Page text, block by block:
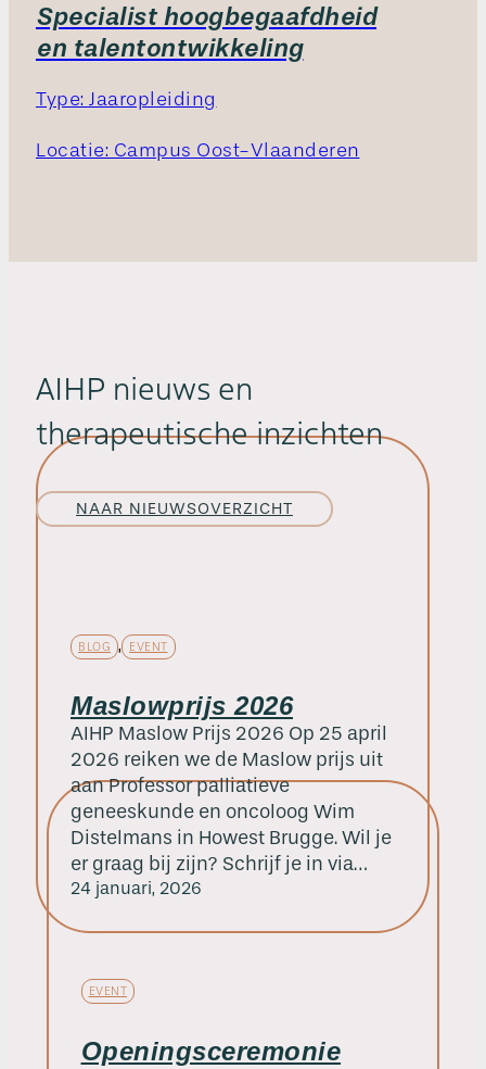
Specialist hoogbegaafdheid
en talentontwikkeling
Type: Jaaropleiding
Locatie: Campus Oost-Vlaanderen
AIHP nieuws en
therapeutische inzichten
NAAR NIEUWSOVERZICHT
BLOG , EVENT
Maslowprijs 2026
AIHP Maslow Prijs 2026 Op 25 april
2026 reiken we de Maslow prijs uit
aan Professor palliatieve
geneeskunde en oncoloog Wim
Distelmans in Howest Brugge. Wil je
er graag bij zijn? Schrijf je in via…
24 januari, 2026
EVENT
Openingsceremonie